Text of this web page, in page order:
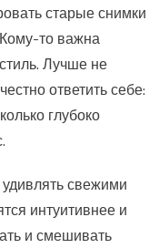
старые снимки
то важна
Лучше не
ответить себе:
глубоко
свежими
интуитивнее и
и смешивать